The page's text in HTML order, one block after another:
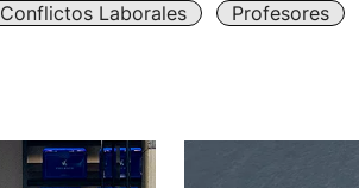
Conflictos Laborales Profesores